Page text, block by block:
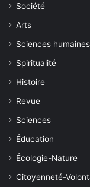
Société
Arts
Sciences humaines
Spiritualité
Histoire
Revue
Sciences
Éducation
Écologie-Nature
Citoyenneté-